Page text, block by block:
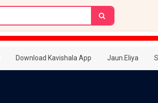
Download Kavishala App Jaun.Eliya